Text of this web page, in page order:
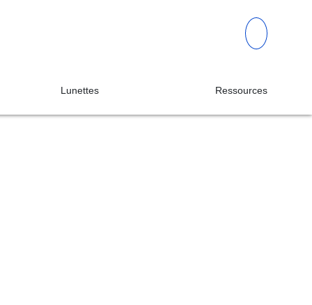
Lunettes Ressources